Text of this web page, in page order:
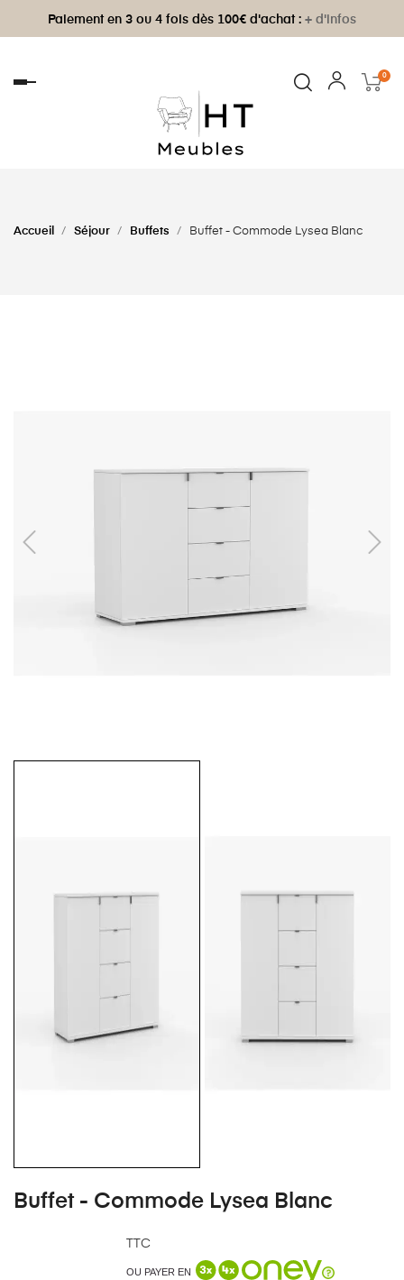
Paiement en 3 ou 4 fois dès 100€ d'achat : + d'infos
Basculer
0
Accueil Séjour Buffets Buffet - Commode Lysea Blanc
Buffet - Commode Lysea Blanc
TTC
OU PAYER EN